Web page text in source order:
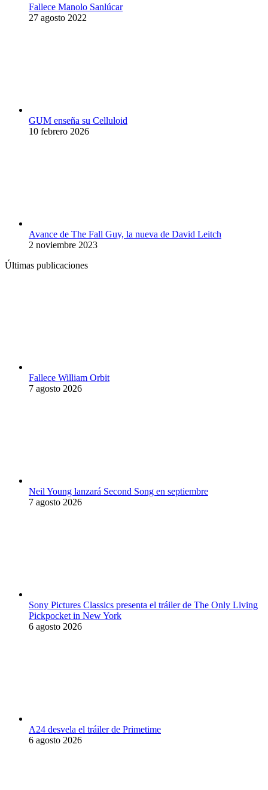
Fallece Manolo Sanlúcar
27 agosto 2022
GUM enseña su Celluloid
10 febrero 2026
Avance de The Fall Guy, la nueva de David Leitch
2 noviembre 2023
Últimas publicaciones
Fallece William Orbit
7 agosto 2026
Neil Young lanzará Second Song en septiembre
7 agosto 2026
Sony Pictures Classics presenta el tráiler de The Only Living
Pickpocket in New York
6 agosto 2026
A24 desvela el tráiler de Primetime
6 agosto 2026